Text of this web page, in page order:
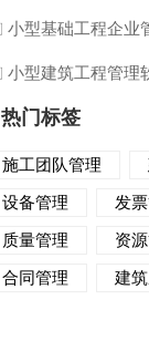
小型基础工程企业
小型建筑工程管理
热门标签
施工团队管理
设备管理
发
质量管理
资
合同管理
建